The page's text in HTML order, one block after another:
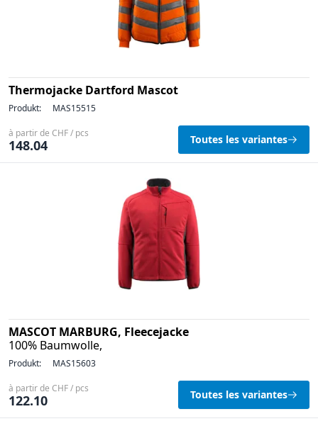
Thermojacke Dartford Mascot
Produkt: MAS15515
à partir de CHF / pcs
148.04 Toutes les variantes
MASCOT MARBURG, Fleecejacke
100% Baumwolle,
Produkt: MAS15603
à partir de CHF / pcs
122.10 Toutes les variantes